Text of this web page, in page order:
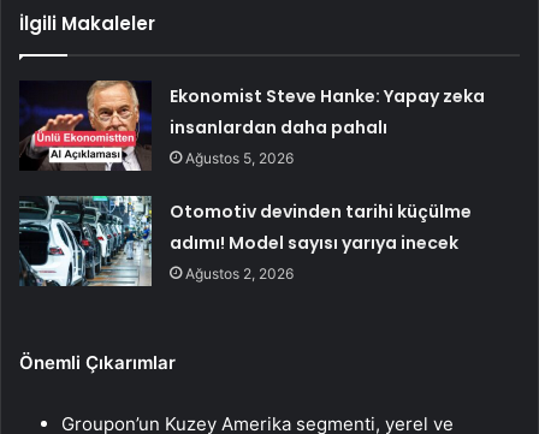
İlgili Makaleler
Ekonomist Steve Hanke: Yapay zeka
insanlardan daha pahalı
Ağustos 5, 2026
Otomotiv devinden tarihi küçülme
adımı! Model sayısı yarıya inecek
Ağustos 2, 2026
Önemli Çıkarımlar
Groupon’un Kuzey Amerika segmenti, yerel ve